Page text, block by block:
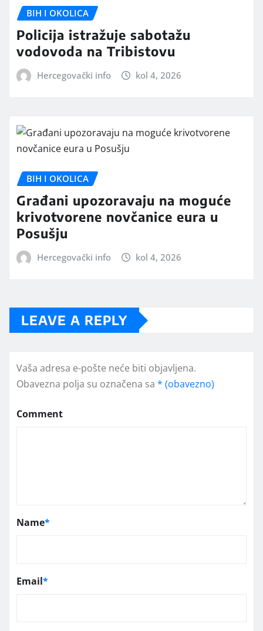
BIH I OKOLICA
Policija istražuje sabotažu
vodovoda na Tribistovu
Hercegovački info kol 4, 2026
BIH I OKOLICA
Građani upozoravaju na moguće
krivotvorene novčanice eura u
Posušju
Hercegovački info kol 4, 2026
LEAVE A REPLY
Vaša adresa e-pošte neće biti objavljena.
Obavezna polja su označena sa * (obavezno)
Comment
Name*
Email*